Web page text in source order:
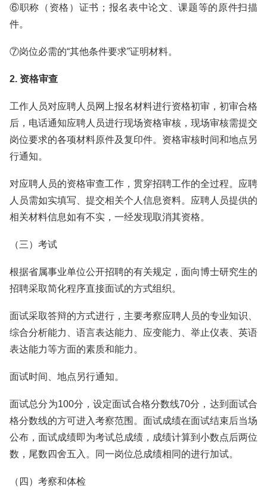
⑥职称（资格）证书；报名表中论文、课题等的原件扫描
件。
⑦岗位必需的“其他条件要求”证明材料。
2. 资格审查
工作人员对应聘人员网上报名材料进行资格初审，初审合格
后，电话通知应聘人员进行现场资格审核，现场审核需提交
岗位要求的各项材料原件及复印件。资格审核时间和地点另
行通知。
对应聘人员的资格审查工作，贯穿招聘工作的全过程。应聘
人员需如实填写、提交相关个人信息资料。应聘人员提供的
相关材料信息如有不实，一经发现取消其资格。
（三）考试
根据省属事业单位公开招聘的有关规定，面向博士研究生的
招聘采取简化程序直接面试的方式组织。
面试采取答辩的方式进行，主要考察应聘人员的专业知识、
综合分析能力、语言表达能力、应变能力、举止仪表、英语
表达能力等方面的素质和能力。
面试时间、地点另行通知。
面试总分为100分，设定面试合格分数线70分，达到面试合
格分数线的方可进入考察范围。面试成绩在面试结束后当场
公布，面试成绩即为考试总成绩，成绩计算到小数点后两位
数，尾数四舍五入。同一岗位总成绩相同的进行加试。
（四）考察和体检